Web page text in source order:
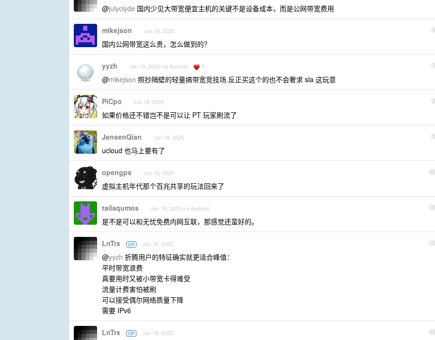
@julyclyde 国内少见大带宽便宜主机的关键不是设备成本，而是公网带宽费用
6
mikejson Jan 18, 2025
国内公网带宽这么贵，怎么做到的？
7
yyzh Jan 18, 2025 via Android 1
@mikejson 照抄隔壁的轻量搞带宽竞技场.反正买这个的也不会奢求 sla 这玩意
8
PiCpo Jan 18, 2025
如果价格还不错岂不是可以让 PT 玩家刷流了
9
JensenQian Jan 18, 2025
ucloud 也马上要有了
10
opengps Jan 18, 2025
虚拟主机年代那个百兆共享的玩法回来了
11
tailaqumos Jan 18, 2025 via Android
是不是可以和无忧免费内网互联，那感觉还蛮好的。
12
LnTrx OP Jan 18, 2025
@yyzh 折腾用户的特征确实就更适合峰值：
平时带宽浪费
真要用时又被小带宽卡得难受
流量计费害怕被刷
可以接受偶尔网络质量下降
需要 IPv6
13
LnTrx OP Jan 18, 2025